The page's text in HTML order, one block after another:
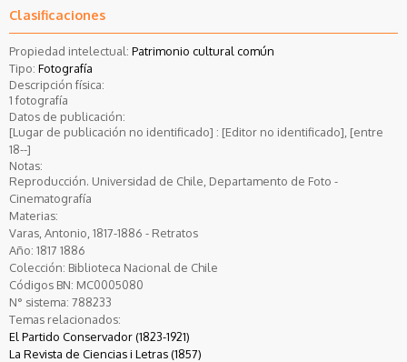
Clasificaciones
Propiedad intelectual: Patrimonio cultural común
Tipo: Fotografía
Descripción física:
1 fotografía
Datos de publicación:
[Lugar de publicación no identificado] : [Editor no identificado], [entre
18--]
Notas:
Reproducción. Universidad de Chile, Departamento de Foto -
Cinematografía
Materias:
Varas, Antonio, 1817-1886 - Retratos
Año: 1817 1886
Colección: Biblioteca Nacional de Chile
Códigos BN: MC0005080
N° sistema: 788233
Temas relacionados:
El Partido Conservador (1823-1921)
La Revista de Ciencias i Letras (1857)